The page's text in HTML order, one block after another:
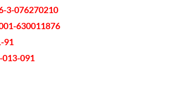
3-076270210
630011876
91
013-091